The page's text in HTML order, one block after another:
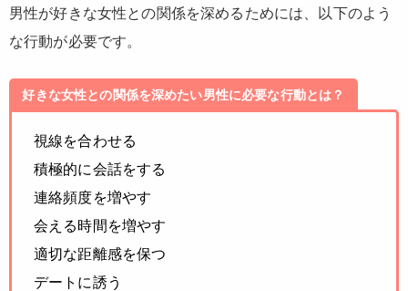
男性が好きな女性との関係を深めるためには、以下のよう
な行動が必要です。
好きな女性との関係を深めたい男性に必要な行動とは？
視線を合わせる
積極的に会話をする
連絡頻度を増やす
会える時間を増やす
適切な距離感を保つ
デートに誘う